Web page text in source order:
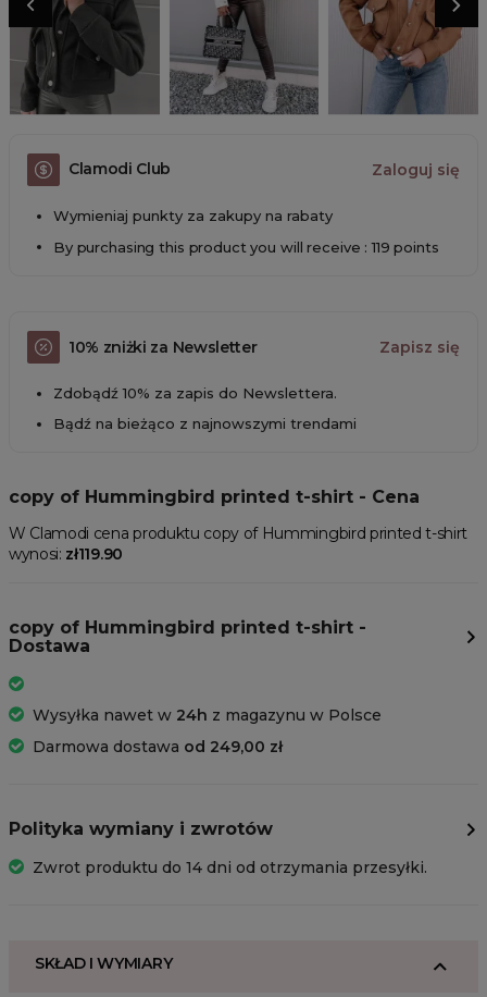
Clamodi Club Zaloguj się
Wymieniaj punkty za zakupy na rabaty
By purchasing this product you will receive : 119 points
10% zniżki za Newsletter Zapisz się
Zdobądź 10% za zapis do Newslettera.
Bądź na bieżąco z najnowszymi trendami
copy of Hummingbird printed t-shirt - Cena
W Clamodi cena produktu copy of Hummingbird printed t-shirt
wynosi: zł119.90
copy of Hummingbird printed t-shirt -
Dostawa
Wysyłka nawet w 24h z magazynu w Polsce
Darmowa dostawa od 249,00 zł
Polityka wymiany i zwrotów
Zwrot produktu do 14 dni od otrzymania przesyłki.
SKŁAD I WYMIARY